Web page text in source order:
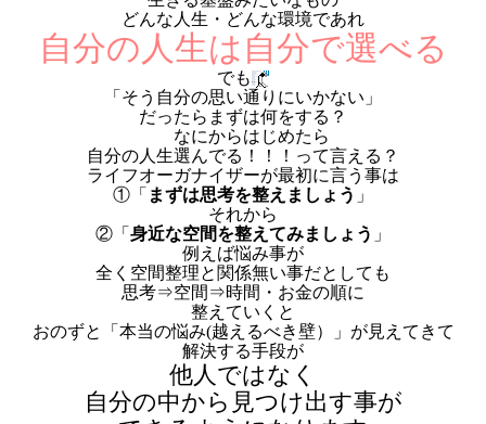
どんな人生・どんな環境であれ
自分の人生は自分で選べる
でも
「そう自分の思い通りにいかない」
だったらまずは何をする？
なにからはじめたら
自分の人生選んでる！！！って言える？
ライフオーガナイザーが最初に言う事は
①「 まずは思考を整えましょう 」
それから
②「 身近な空間を整えてみましょう 」
例えば悩み事が
全く空間整理と関係無い事だとしても
思考⇒空間⇒時間・お金の順に
整えていくと
おのずと「本当の悩み(越えるべき壁）」が見えてきて
解決する手段が
他人ではなく
自分の中から見つけ出す事が